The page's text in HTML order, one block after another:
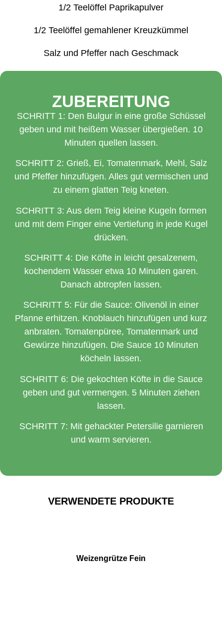
1/2 Teelöffel Paprikapulver
1/2 Teelöffel gemahlener Kreuzkümmel
Salz und Pfeffer nach Geschmack
ZUBEREITUNG
SCHRITT 1: Den Bulgur in eine große Schüssel
geben und mit heißem Wasser übergießen. 10
Minuten quellen lassen.
SCHRITT 2: Grieß, Ei, Tomatenmark, Mehl, Salz
und Pfeffer hinzufügen. Alles gut vermischen und
zu einem glatten Teig kneten.
SCHRITT 3: Aus dem Teig kleine Kugeln formen
und mit dem Finger eine Vertiefung in jede Kugel
drücken.
SCHRITT 4: Die Köfte in leicht gesalzenem,
kochendem Wasser etwa 10 Minuten garen.
Danach abtropfen lassen.
SCHRITT 5: Für die Sauce: Olivenöl in einer
Pfanne erhitzen. Knoblauch hinzufügen und kurz
anbraten. Tomatenpüree, Tomatenmark und
Gewürze hinzufügen. Die Sauce 10 Minuten
köcheln lassen.
SCHRITT 6: Die gekochten Köfte in die Sauce
geben und gut vermengen. 5 Minuten ziehen
lassen.
SCHRITT 7: Mit gehackter Petersilie garnieren
und warm servieren.
VERWENDETE PRODUKTE
Weizengrütze Fein